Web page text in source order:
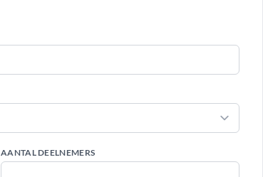
AANTAL DEELNEMERS